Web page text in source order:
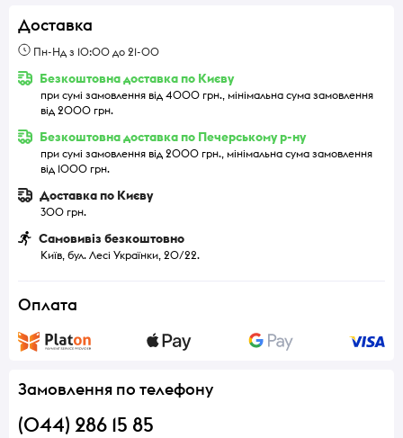
Доставка
Пн-Нд з 10:00 до 21-00
Безкоштовна доставка по Києву
при сумі замовлення від 4000 грн., мінімальна сума замовлення
від 2000 грн.
Безкоштовна доставка по Печерському р-ну
при сумі замовлення від 2000 грн., мінімальна сума замовлення
від 1000 грн.
Доставка по Києву
300 грн.
Самовивіз безкоштовно
Київ, бул. Лесі Українки, 20/22.
Оплата
Замовлення по телефону
(044) 286 15 85